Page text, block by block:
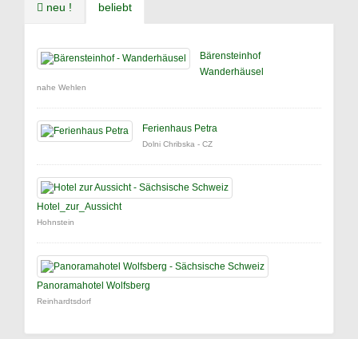
neu ! beliebt
Bärensteinhof
Wanderhäusel
nahe Wehlen
Ferienhaus Petra
Dolni Chribska - CZ
Hotel_zur_Aussicht
Hohnstein
Panoramahotel Wolfsberg
Reinhardtsdorf